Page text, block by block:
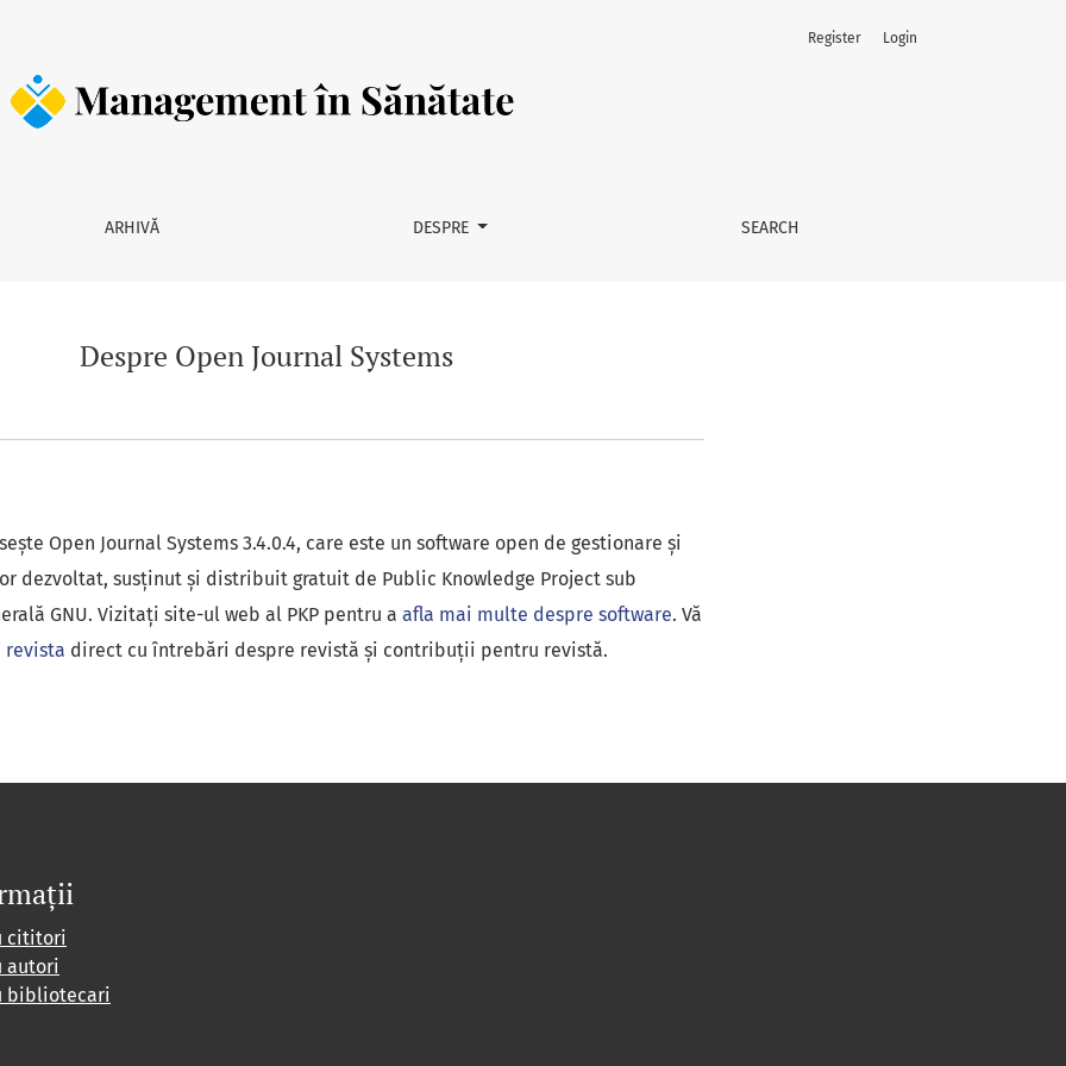
ARHIVĂ DESPRE SEARCH
Register Login
Despre Open Journal Systems
Open Journal Systems 3.4.0.4, care este un software open de gestionare și
dezvoltat, susținut și distribuit gratuit de Public Knowledge Project sub
GNU. Vizitați site-ul web al PKP pentru a afla mai multe despre software. Vă
revista direct cu întrebări despre revistă și contribuții pentru revistă.
cititori
autori
bibliotecari